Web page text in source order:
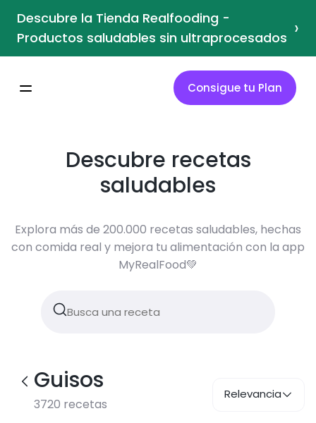
Descubre la Tienda Realfooding -
Productos saludables sin ultraprocesados ›
Consigue tu Plan
Descubre recetas
saludables
Explora más de 200.000 recetas saludables, hechas
con comida real y mejora tu alimentación con la app
MyRealFood💚
Guisos
3720 recetas
Relevancia